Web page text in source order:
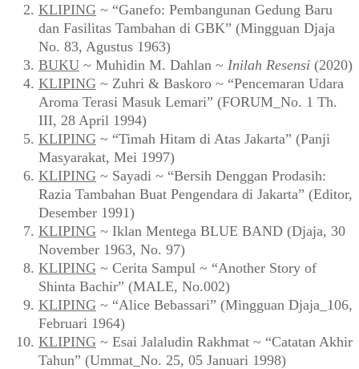
KLIPING ~ “Ganefo: Pembangunan Gedung Baru
dan Fasilitas Tambahan di GBK” (Mingguan Djaja
No. 83, Agustus 1963)
BUKU ~ Muhidin M. Dahlan ~ Inilah Resensi (2020)
KLIPING ~ Zuhri & Baskoro ~ “Pencemaran Udara
Aroma Terasi Masuk Lemari” (FORUM_No. 1 Th.
III, 28 April 1994)
KLIPING ~ “Timah Hitam di Atas Jakarta” (Panji
Masyarakat, Mei 1997)
KLIPING ~ Sayadi ~ “Bersih Denggan Prodasih:
Razia Tambahan Buat Pengendara di Jakarta” (Editor,
Desember 1991)
KLIPING ~ Iklan Mentega BLUE BAND (Djaja, 30
November 1963, No. 97)
KLIPING ~ Cerita Sampul ~ “Another Story of
Shinta Bachir” (MALE, No.002)
KLIPING ~ “Alice Bebassari” (Mingguan Djaja_106,
Februari 1964)
KLIPING ~ Esai Jalaludin Rakhmat ~ “Catatan Akhir
Tahun” (Ummat_No. 25, 05 Januari 1998)